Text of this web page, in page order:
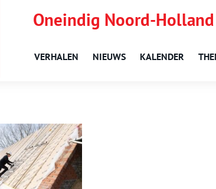
Oneindig Noord-Holland
VERHALEN NIEUWS KALENDER